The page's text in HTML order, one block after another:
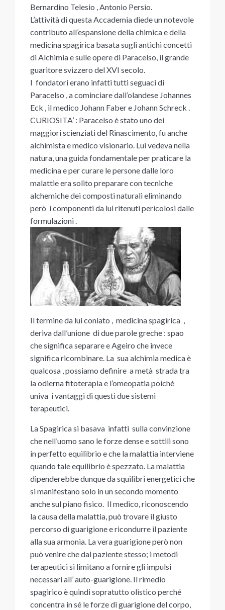
Bernardino Telesio , Antonio Persio.
L’attività di questa Accademia diede un notevole
contributo all’espansione della chimica e della
medicina spagirica basata sugli antichi concetti
di Alchimia e sulle opere di Paracelso, il grande
guaritore svizzero del XVI secolo.
I fondatori erano infatti tutti seguaci di
Paracelso , a cominciare dall’olandese Johannes
Eck , il medico Johann Faber e Johann Schreck .
CURIOSITA’ : Paracelso è stato uno dei
maggiori scienziati del Rinascimento, fu anche
alchimista e medico visionario. Lui vedeva nella
natura, una guida fondamentale per praticare la
medicina e per curare le persone dalle loro
malattie era solito preparare con tecniche
alchemiche dei composti naturali eliminando
però i componenti da lui ritenuti pericolosi dalle
formulazioni .
Il termine da lui coniato , medicina spagirica ,
deriva dall’unione di due parole greche : spao
che significa separare e Ageiro che invece
significa ricombinare. La sua alchimia medica è
qualcosa , possiamo definire a metà strada tra
la odierna fitoterapia e l’omeopatia poichè
univa i vantaggi di questi due sistemi
terapeutici.
La Spagirica si basava infatti sulla convinzione
che nell’uomo sano le forze dense e sottili sono
in perfetto equilibrio e che la malattia interviene
quando tale equilibrio è spezzato. La malattia
dipenderebbe dunque da squilibri energetici che
si manifestano solo in un secondo momento
anche sul piano fisico. Il medico, riconoscendo
la causa della malattia, può trovare il giusto
percorso di guarigione e ricondurre il paziente
alla sua armonia. La vera guarigione però non
può venire che dal paziente stesso; i metodi
terapeutici si limitano a fornire gli impulsi
necessari all’ auto-guarigione. Il rimedio
spagirico è quindi sopratutto olistico perché
concentra in sé le forze di guarigione del corpo,